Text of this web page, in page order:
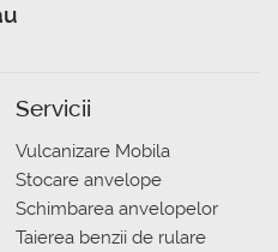
Servicii
Vulcanizare Mobila
Stocare anvelope
Schimbarea anvelopelor
Taierea benzii de rulare